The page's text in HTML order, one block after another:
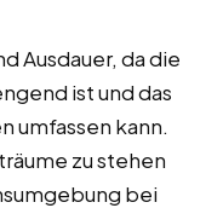
Ausdauer, da die
ist und das
umfassen kann.
zu stehen
bei